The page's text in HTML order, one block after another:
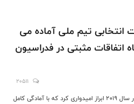
انتخابی تیم ملی آماده می
اتفاقات مثبتی در فدراسیون
20511
قهرمان ماسکولار فیزیک جهان در سال 2019 ابراز امیدواری کرد که با آمادگی کامل